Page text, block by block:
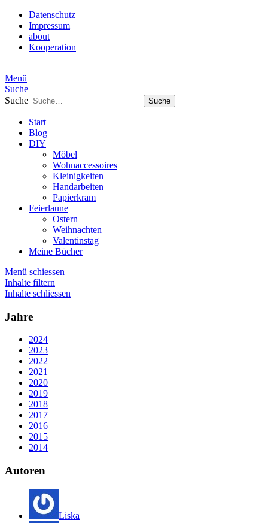
Datenschutz
Impressum
about
Kooperation
Menü
Suche
Suche
Start
Blog
DIY
Möbel
Wohnaccessoires
Kleinigkeiten
Handarbeiten
Papierkram
Feierlaune
Ostern
Weihnachten
Valentinstag
Meine Bücher
Menü schiessen
Inhalte filtern
Inhalte schliessen
Jahre
2024
2023
2022
2021
2020
2019
2018
2017
2016
2015
2014
Autoren
Liska